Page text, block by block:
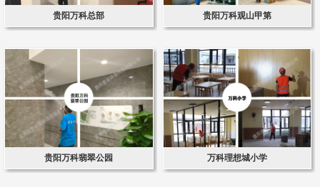
贵阳万科总部 贵阳万科观山甲第
贵阳万科翡翠公园 万科理想城小学